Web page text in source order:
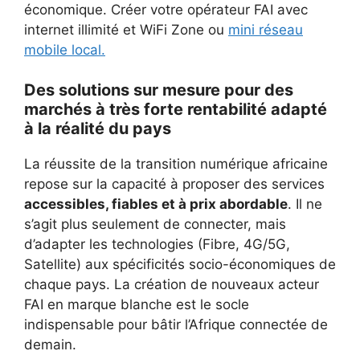
économique. Créer votre opérateur FAI avec
internet illimité et WiFi Zone ou mini réseau
mobile local.
Des solutions sur mesure pour des
marchés à très forte rentabilité adapté
à la réalité du pays
La réussite de la transition numérique africaine
repose sur la capacité à proposer des services
accessibles, fiables et à prix abordable. Il ne
s’agit plus seulement de connecter, mais
d’adapter les technologies (Fibre, 4G/5G,
Satellite) aux spécificités socio-économiques de
chaque pays. La création de nouveaux acteur
FAI en marque blanche est le socle
indispensable pour bâtir l’Afrique connectée de
demain.